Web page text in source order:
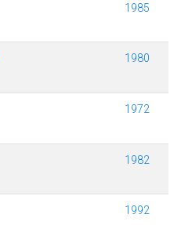
1985
1980
1972
1982
1992